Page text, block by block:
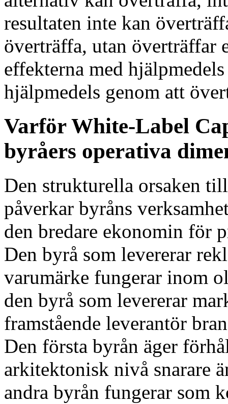
resultaten inte kan
överträffa, utan överträffar
effekterna med
hjälpmedels genom att
Varför White-Label
byråers operativa
Den strukturella orsaken
påverkar byråns
den bredare ekonomin för
Den byrå som levererar
varumärke fungerar inom
den byrå som levererar
framstående leverantör
Den första byrån äger
arkitektonisk nivå snarare
andra byrån fungerar som